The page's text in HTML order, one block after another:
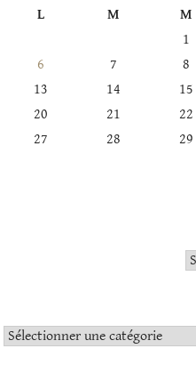
L
M M
1
6
7 8
13
14 15
20
21 22
27
28 29
Catégories